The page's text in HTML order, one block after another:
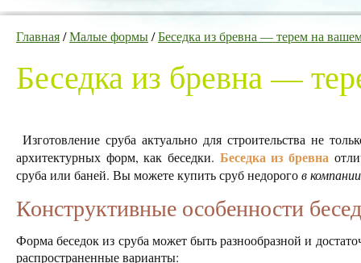
Главная/Малые формы/Беседка из бревна — терем на
Беседка из бревна —
Изготовление сруба актуально для строительства не
архитектурных форм, как беседки. Беседка из бревна
сруба или баней. Вы можете купить сруб недорогов
Конструктивные особенности
Форма беседок из сруба может быть разнообразной и
распространенные варианты: